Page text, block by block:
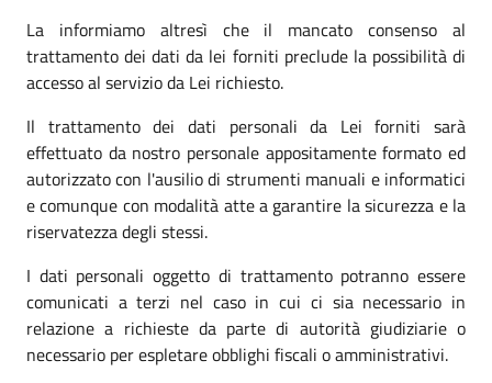
La informiamo altresì che il mancato consenso al
trattamento dei dati da lei forniti preclude la possibilità di
accesso al servizio da Lei richiesto.
Il trattamento dei dati personali da Lei forniti sarà
effettuato da nostro personale appositamente formato ed
autorizzato con l'ausilio di strumenti manuali e informatici
e comunque con modalità atte a garantire la sicurezza e la
riservatezza degli stessi.
I dati personali oggetto di trattamento potranno essere
comunicati a terzi nel caso in cui ci sia necessario in
relazione a richieste da parte di autorità giudiziarie o
necessario per espletare obblighi fiscali o amministrativi.